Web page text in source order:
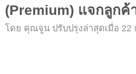
(Premium) แจกลูกค้
โดย คุณจูน ปรับปรุงล่าสุดเมื่อ 22